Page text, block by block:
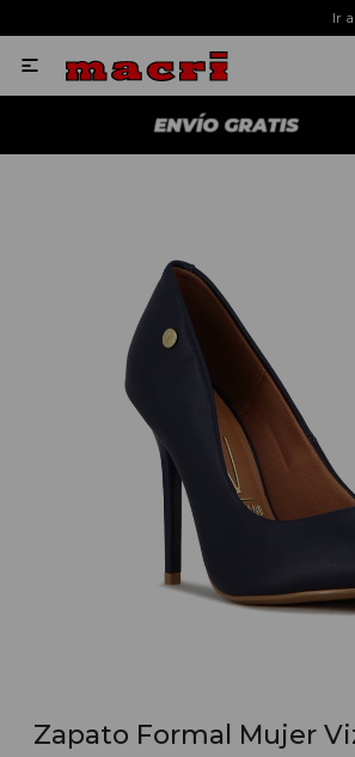
Ir a

Zapato Formal Mujer